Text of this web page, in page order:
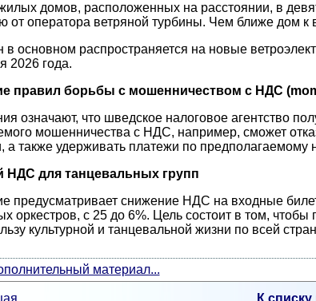
домов, расположенных на расстоянии, в
от оператора ветряной турбины. Чем ближе дом
в основном распространяется на новые
2026 года.
правил борьбы с мошенничеством с НДС
означают, что шведское налоговое агентство
мошенничества с НДС, например, сможет
а также удерживать платежи по
для танцевальных групп
предусматривает снижение НДС на входные
оркестров, с 25 до 6%. Цель состоит в том,
культурной и танцевальной жизни по всей
материал...